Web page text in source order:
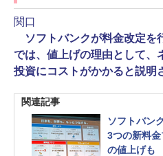
関口
ソフトバンクが料金改定を
では、値上げの理由として、
投資にコストがかかると説明
関連記事
ソフトバン
3つの新料
の値上げも